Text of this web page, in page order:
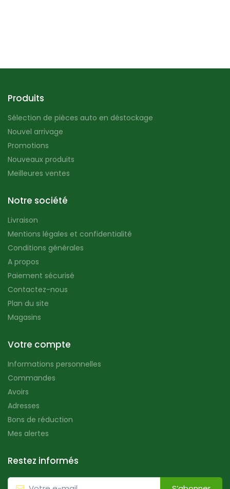
Produits
Sélection de pièces auto en déstockage
Nouvel arrivage
Promotions
Nouveaux produits
Meilleures ventes
Notre société
Livraison
Mentions légales et confidentialité
Conditions générales
A propos
Paiement sécurisé
Contactez-nous
Plan du site
Magasins
Votre compte
Informations personnelles
Commandes
Avoirs
Adresses
Bons de réduction
Mes alertes
Restez informés